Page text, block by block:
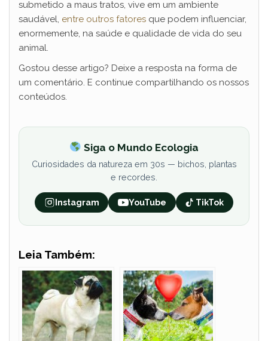
submetido a maus tratos, vive em um ambiente
saudável, entre outros fatores que podem influenciar,
enormemente, na saúde e qualidade de vida do seu
animal.
Gostou desse artigo? Deixe a resposta na forma de
um comentário. E continue compartilhando os nossos
conteúdos.
Siga o Mundo Ecologia
Curiosidades da natureza em 30s — bichos, plantas
e recordes.
Instagram YouTube TikTok
Leia Também: